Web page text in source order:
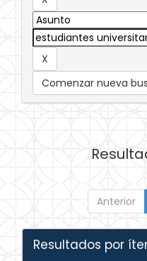
Comenzar nueva
Anterior
Resultados por